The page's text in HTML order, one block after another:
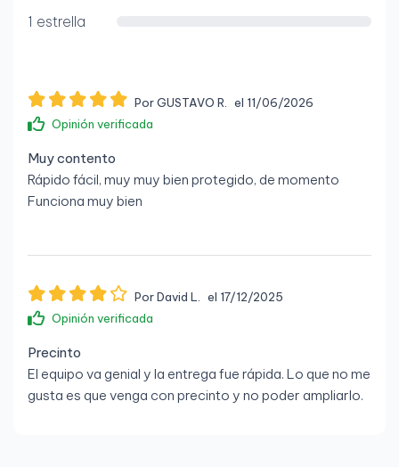
Micrófono, jack de entrada:
Entrada de línea:
Peso y dimensiones
Peso: 22,2 kg
1 estrella
Por GUSTAVO R.
el 11/06/2026
Opinión verificada
Muy contento
Rápido fácil, muy muy bien protegido, de momento
Funciona muy bien
Por David L.
el 17/12/2025
Opinión verificada
Precinto
El equipo va genial y la entrega fue rápida. Lo que no me
gusta es que venga con precinto y no poder ampliarlo.